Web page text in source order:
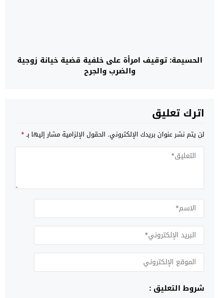
الحسيمة: توقيف امرأة على خلفية قضية خيانة زوجية
والضرب والجرح
اترك تعليق
لن يتم نشر عنوان بريدك الإلكتروني. الحقول الإلزامية مشار إليها بـ*
شروط التعليق :